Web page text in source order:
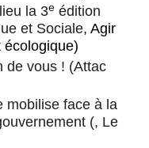
la 3e édition
et Sociale, Agir
écologique)
de vous ! (Attac
mobilise face à la
(, Le